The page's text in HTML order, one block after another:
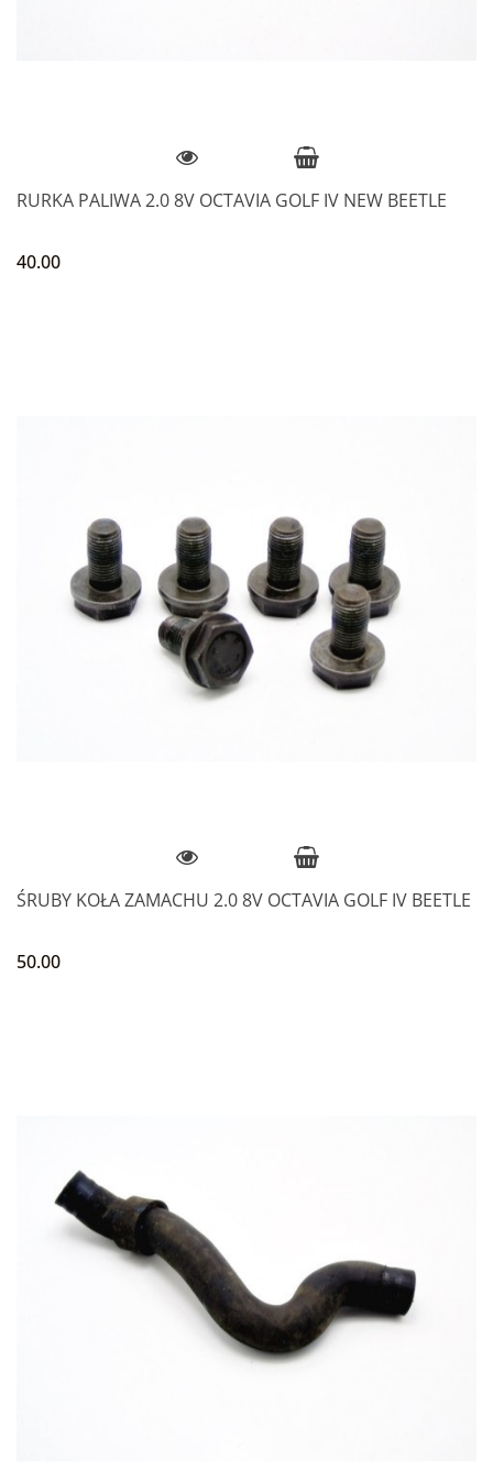
RURKA PALIWA 2.0 8V OCTAVIA GOLF IV NEW BEETLE
40.00
ŚRUBY KOŁA ZAMACHU 2.0 8V OCTAVIA GOLF IV BEETLE
50.00